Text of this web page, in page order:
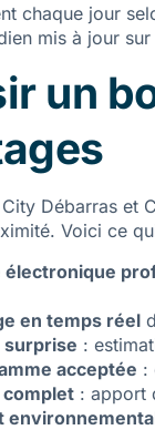
chaque jour
mis à jour
un
Débarras et
Voici ce
électronique
en temps réel
surprise :
acceptée :
: apport